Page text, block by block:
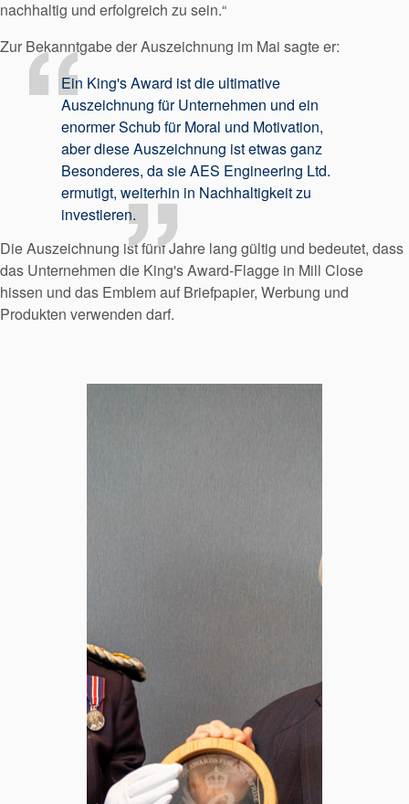
nachhaltig und erfolgreich zu sein.“
Zur Bekanntgabe der Auszeichnung im Mai sagte er:
Ein King's Award ist die ultimative
Auszeichnung für Unternehmen und ein
enormer Schub für Moral und Motivation,
aber diese Auszeichnung ist etwas ganz
Besonderes, da sie AES Engineering Ltd.
ermutigt, weiterhin in Nachhaltigkeit zu
investieren.
Die Auszeichnung ist fünf Jahre lang gültig und bedeutet, dass
das Unternehmen die King's Award-Flagge in Mill Close
hissen und das Emblem auf Briefpapier, Werbung und
Produkten verwenden darf.